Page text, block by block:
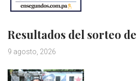
Resultados del sorteo
9 agosto, 2026